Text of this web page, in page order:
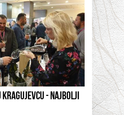
- NAJBOLJI